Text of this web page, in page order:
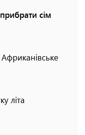
сім
літа